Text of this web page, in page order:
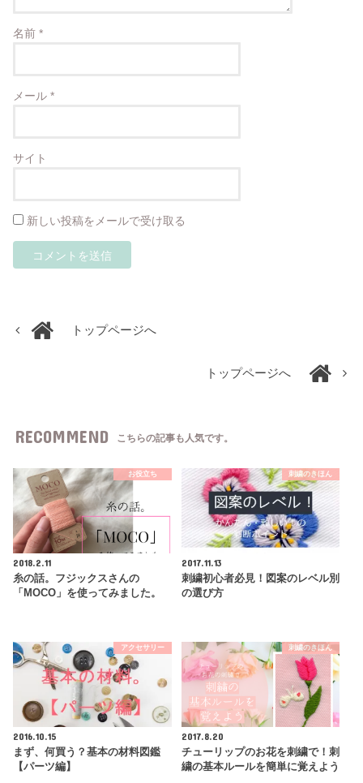
名前*
メール*
サイト
新しい投稿をメールで受け取る
トップページへ
トップページへ
RECOMMEND こちらの記事も人気です。
お役立ち
2018.2.11
糸の話。フジックスさんの
「MOCO」を使ってみました。
刺繍のきほん
2017.11.13
刺繍初心者必見！図案のレベル別
の選び方
アクセサリー
2016.10.15
まず、何買う？基本の材料図鑑
【パーツ編】
刺繍のきほん
2017.8.20
チューリップのお花を刺繍で！刺
繍の基本ルールを簡単に覚えよう